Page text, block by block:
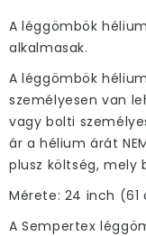
A léggömbök
alkalmasak.
A léggömbök
személyesen van
vagy bolti
ár a hélium árát
plusz költség,
Mérete: 24 inch (61
A Sempertex